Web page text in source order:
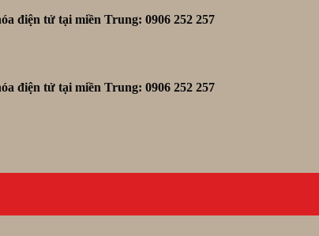
điện tử tại miền Trung: 0906 252 257
điện tử tại miền Trung: 0906 252 257